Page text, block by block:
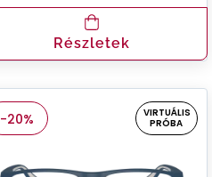
Részletek
-20%
VIRTUÁLIS
PRÓBA